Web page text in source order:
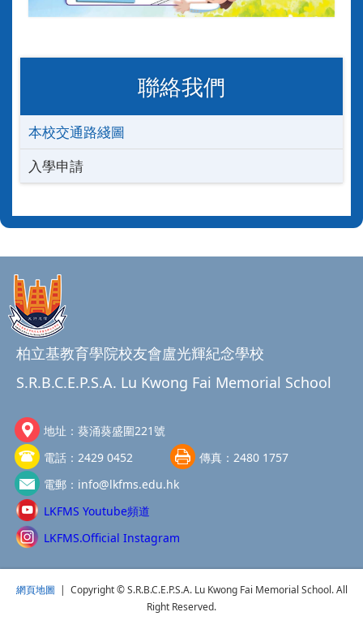
聯絡我們
本校交通路綫圖
入學申請
柏立基教育學院校友會盧光輝紀念學校
S.R.B.C.E.P.S.A. Lu Kwong Fai Memorial School
地址： 葵涌葵盛圍221號
電話： 2429 0452 傳真： 2480 1757
電郵： info@lkfms.edu.hk
LKFMS Youtube頻道
LKFMS.Official Instagram
網頁地圖 | Copyright © S.R.B.C.E.P.S.A. Lu Kwong Fai Memorial School. All
Right Reserved.